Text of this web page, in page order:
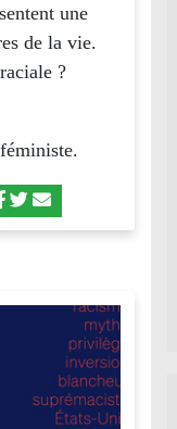
une
de la vie.
?